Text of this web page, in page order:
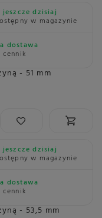
jeszcze dzisiaj
w magazynie
dostawa
cennik
- 51 mm
jeszcze dzisiaj
w magazynie
dostawa
cennik
- 53,5 mm